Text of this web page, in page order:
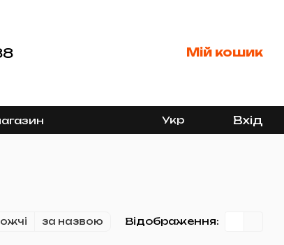
Мій кошик
Укр Вхід
за назвою Відображення: